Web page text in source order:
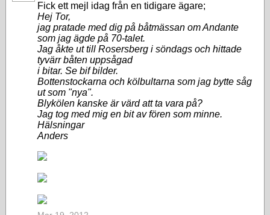
Fick ett mejl idag från en tidigare ägare;
Hej Tor,
jag pratade med dig på båtmässan om Andante
som jag ägde på 70-talet.
Jag åkte ut till Rosersberg i söndags och hittade
tyvärr båten uppsågad
i bitar. Se bif bilder.
Bottenstockarna och kölbultarna som jag bytte såg
ut som "nya".
Blykölen kanske är värd att ta vara på?
Jag tog med mig en bit av fören som minne.
Hälsningar
Anders